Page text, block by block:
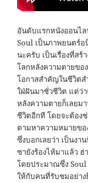
อันดับแรกหนังออนไ
Soul เป็นภาพยนตร์
นะครับ เป็นเรื่องที่สร้
โลกหลังความตายขอ
โอกาสสำคัญในชีวิตส
ใฝ่ฝันมาชั่วชีวิต แต่ว่
หลังความตายก็เลยม
ชีวิตอีกที โดยจะต้อง
ตามหาความหมายขอ
ซึ่งบอกเลยว่า เป็นงา
ซายังร้องไห้มาแล้ว
โดยประมาณซึ่ง Soul
ให้กับคนที่รับชมอย่า